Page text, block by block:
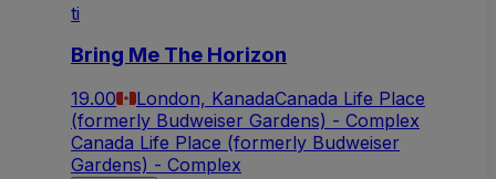
ti
Bring Me The Horizon
19.00 London, KanadaCanada Life Place
(formerly Budweiser Gardens) - Complex
Canada Life Place (formerly Budweiser
Gardens) - Complex